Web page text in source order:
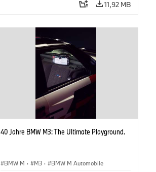
11,92 MB
40 Jahre BMW M3: The Ultimate Playground.
BMW M · M3 · BMW M Automobile